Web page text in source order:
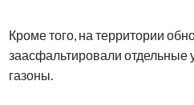
Кроме того, на территории
заасфальтировали отдельные
газоны.